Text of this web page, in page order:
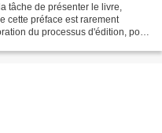
tâche de présenter le livre,
cette préface est rarement
du processus d'édition, pour